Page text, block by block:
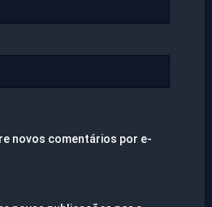
novos comentários por e-